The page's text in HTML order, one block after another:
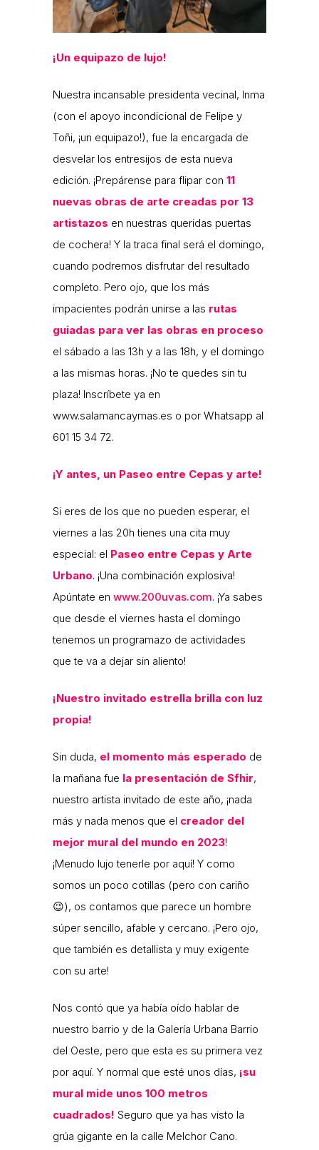
¡Un equipazo de lujo!
Nuestra incansable presidenta vecinal, Inma
(con el apoyo incondicional de Felipe y
Toñi, ¡un equipazo!), fue la encargada de
desvelar los entresijos de esta nueva
edición. ¡Prepárense para flipar con 11
nuevas obras de arte creadas por 13
artistazos en nuestras queridas puertas
de cochera! Y la traca final será el domingo,
cuando podremos disfrutar del resultado
completo. Pero ojo, que los más
impacientes podrán unirse a las rutas
guiadas para ver las obras en proceso
el sábado a las 13h y a las 18h, y el domingo
a las mismas horas. ¡No te quedes sin tu
plaza! Inscríbete ya en
www.salamancaymas.es o por Whatsapp al
601 15 34 72.
¡Y antes, un Paseo entre Cepas y arte!
Si eres de los que no pueden esperar, el
viernes a las 20h tienes una cita muy
especial: el Paseo entre Cepas y Arte
Urbano. ¡Una combinación explosiva!
Apúntate en www.200uvas.com. ¡Ya sabes
que desde el viernes hasta el domingo
tenemos un programazo de actividades
que te va a dejar sin aliento!
¡Nuestro invitado estrella brilla con luz
propia!
Sin duda, el momento más esperado de
la mañana fue la presentación de Sfhir,
nuestro artista invitado de este año, ¡nada
más y nada menos que el creador del
mejor mural del mundo en 2023!
¡Menudo lujo tenerle por aquí! Y como
somos un poco cotillas (pero con cariño
😉), os contamos que parece un hombre
súper sencillo, afable y cercano. ¡Pero ojo,
que también es detallista y muy exigente
con su arte!
Nos contó que ya había oído hablar de
nuestro barrio y de la Galería Urbana Barrio
del Oeste, pero que esta es su primera vez
por aquí. Y normal que esté unos días, ¡su
mural mide unos 100 metros
cuadrados! Seguro que ya has visto la
grúa gigante en la calle Melchor Cano.